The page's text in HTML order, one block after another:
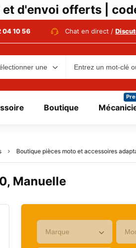
d'envoi offerts |
04 10 56 Chat en direct /
Boutique
Boutique pièces moto et accessoires
Manuelle